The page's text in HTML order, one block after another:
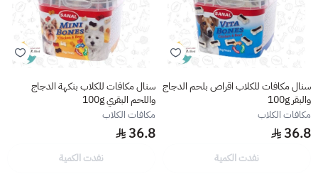
سنال مكافات للكلاب اقراص بلحم الدجاج
والبقر 100g
مكافات الكلاب
36.8
نفدت الكمية
سنال مكافات للكلاب بنكهة الدجاج
واللحم البقري 100g
مكافات الكلاب
36.8
نفدت الكمية